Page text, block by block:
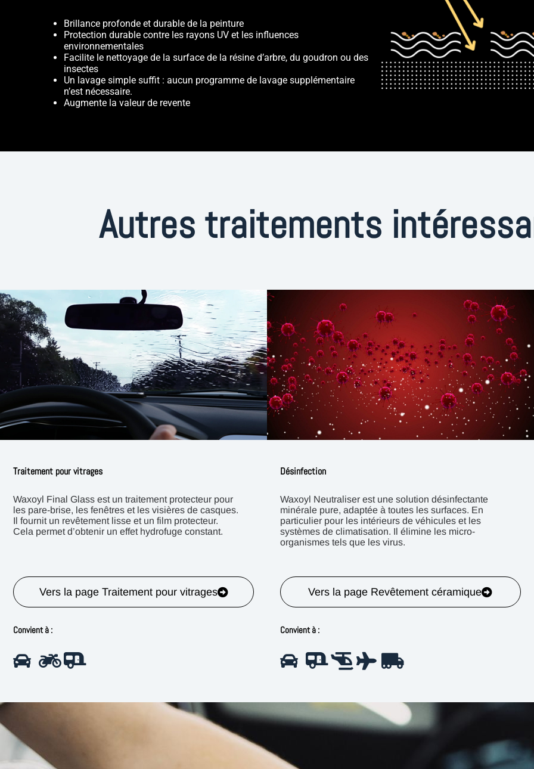
Brillance profonde et durable de la peinture
Protection durable contre les rayons UV et les influences
environnementales
Facilite le nettoyage de la surface de la résine d’arbre, du goudron ou des
insectes
Un lavage simple suffit : aucun programme de lavage supplémentaire
n’est nécessaire.
Augmente la valeur de revente
Autres traitements
Traitement pour vitrages
Waxoyl Final Glass est un traitement protecteur pour
les pare-brise, les fenêtres et les visières de casques.
Il fournit un revêtement lisse et un film protecteur.
Cela permet d’obtenir un effet hydrofuge constant.
Désinfection
Waxoyl Neutraliser est une solution désinfectante
minérale pure, adaptée à toutes les surfaces. En
particulier pour les intérieurs de véhicules et les
systèmes de climatisation. Il élimine les micro-
organismes tels que les virus.
Vers la page Traitement pour vitrages
Convient à :
Vers la page Revêtement céramique
Convient à :